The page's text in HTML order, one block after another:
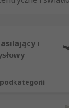
i
podkategorii